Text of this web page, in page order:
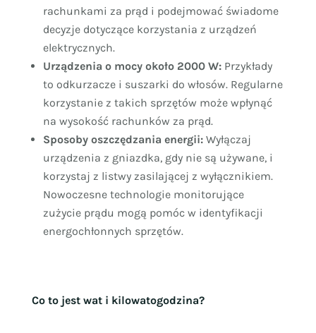
rachunkami za prąd i podejmować świadome
decyzje dotyczące korzystania z urządzeń
elektrycznych.
Urządzenia o mocy około 2000 W:Przykłady
to odkurzacze i suszarki do włosów. Regularne
korzystanie z takich sprzętów może wpłynąć
na wysokość rachunków za prąd.
Sposoby oszczędzania energii:Wyłączaj
urządzenia z gniazdka, gdy nie są używane, i
korzystaj z listwy zasilającej z wyłącznikiem.
Nowoczesne technologie monitorujące
zużycie prądu mogą pomóc w identyfikacji
energochłonnych sprzętów.
Co to jest wat i kilowatogodzina?